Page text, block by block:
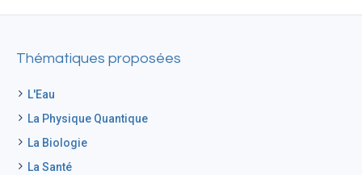
Thématiques proposées
L'Eau
La Physique Quantique
La Biologie
La Santé